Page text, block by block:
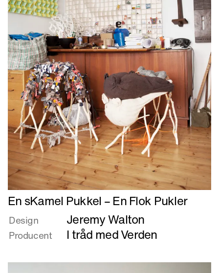
Læs
mere
om
En
sKamel
–
En sKamel Pukkel – En Flok Pukler
Design Jeremy Walton
Producent I tråd med Verden